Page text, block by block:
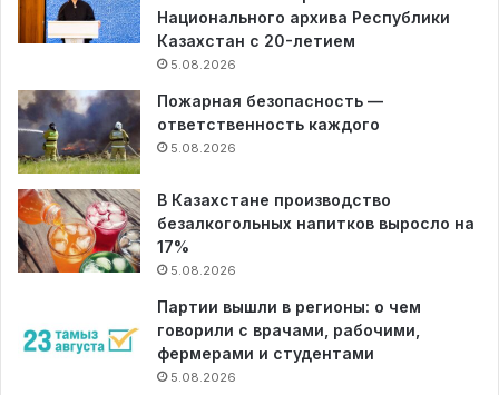
Национального архива Республики
Казахстан с 20-летием
5.08.2026
Пожарная безопасность —
ответственность каждого
5.08.2026
В Казахстане производство
безалкогольных напитков выросло на
17%
5.08.2026
Партии вышли в регионы: о чем
говорили с врачами, рабочими,
фермерами и студентами
5.08.2026